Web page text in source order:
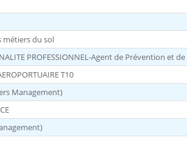
métiers du sol
PROFESSIONNEL-Agent de Prévention et
T10
Management)